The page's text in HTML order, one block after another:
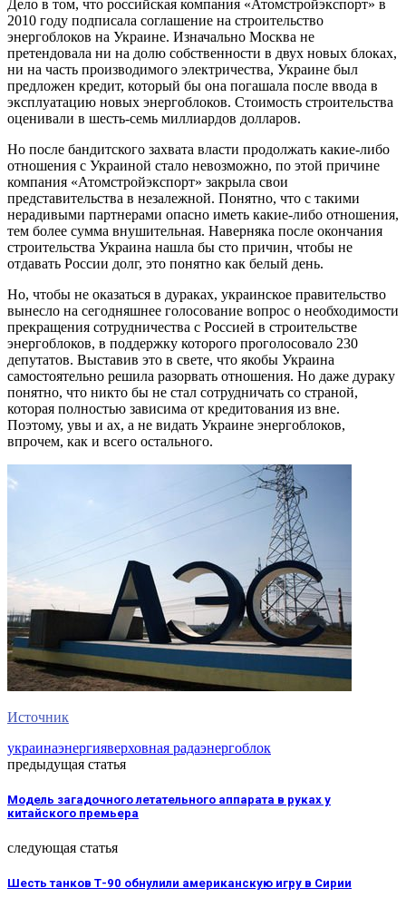
Дело в том, что российская компания «Атомстройэкспорт» в
2010 году подписала соглашение на строительство
энергоблоков на Украине. Изначально Москва не
претендовала ни на долю собственности в двух новых блоках,
ни на часть производимого электричества, Украине был
предложен кредит, который бы она погашала после ввода в
эксплуатацию новых энергоблоков. Стоимость строительства
оценивали в шесть-семь миллиардов долларов.
Но после бандитского захвата власти продолжать какие-либо
отношения с Украиной стало невозможно, по этой причине
компания «Атомстройэкспорт» закрыла свои
представительства в незалежной. Понятно, что с такими
нерадивыми партнерами опасно иметь какие-либо отношения,
тем более сумма внушительная. Наверняка после окончания
строительства Украина нашла бы сто причин, чтобы не
отдавать России долг, это понятно как белый день.
Но, чтобы не оказаться в дураках, украинское правительство
вынесло на сегодняшнее голосование вопрос о необходимости
прекращения сотрудничества с Россией в строительстве
энергоблоков, в поддержку которого проголосовало 230
депутатов. Выставив это в свете, что якобы Украина
самостоятельно решила разорвать отношения. Но даже дураку
понятно, что никто бы не стал сотрудничать со страной,
которая полностью зависима от кредитования из вне.
Поэтому, увы и ах, а не видать Украине энергоблоков,
впрочем, как и всего остального.
Источник
украинаэнергияверховная радаэнергоблок
предыдущая статья
Модель загадочного летательного аппарата в руках у
китайского премьера
следующая статья
Шесть танков Т-90 обнулили американскую игру в Сирии